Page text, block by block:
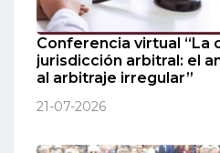
Conferencia virtual “La
jurisdicción arbitral: el
al arbitraje irregular”
21-07-2026